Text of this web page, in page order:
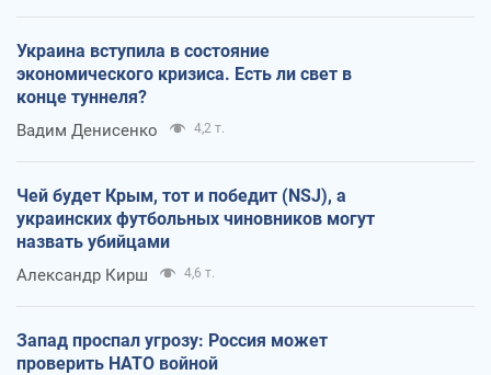
Украина вступила в состояние
экономического кризиса. Есть ли свет в
конце туннеля?
Вадим Денисенко 4,2 т.
Чей будет Крым, тот и победит (NSJ), а
украинских футбольных чиновников могут
назвать убийцами
Александр Кирш 4,6 т.
Запад проспал угрозу: Россия может
проверить НАТО войной